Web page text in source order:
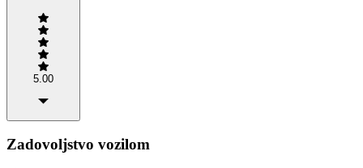
5.00
Zadovoljstvo vozilom